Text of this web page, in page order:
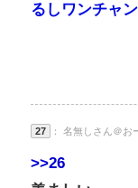
るしワンチャ
27 ： 名無しさん＠
>>26